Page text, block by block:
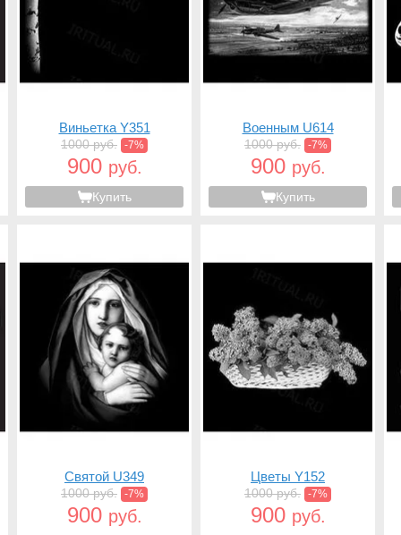
Виньетка Y351
1000 руб. -7%
900 руб.
Купить
Военным U614
1000 руб. -7%
900 руб.
Купить
Святой U349
1000 руб. -7%
900 руб.
Цветы Y152
1000 руб. -7%
900 руб.